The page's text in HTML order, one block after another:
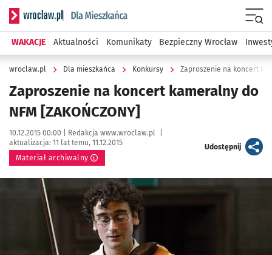
Serwis informacyjny wroclaw.pl podserwis: Dla mieszkańca
WAKACJE Aktualności Komunikaty Bezpieczny Wrocław
wroclaw.pl Dla mieszkańca Konkursy Zaproszenie na koncert
Zaproszenie na koncert kameralny do
NFM [ZAKOŃCZONY]
Data publikacji:
10.12.2015 00:00 | Autor:
Redakcja www.wroclaw.pl
aktualizacja: 11 lat temu, 11.12.2015
Materiał archiwalny
Udostępnijartykuł
Kliknij, aby powiększyć